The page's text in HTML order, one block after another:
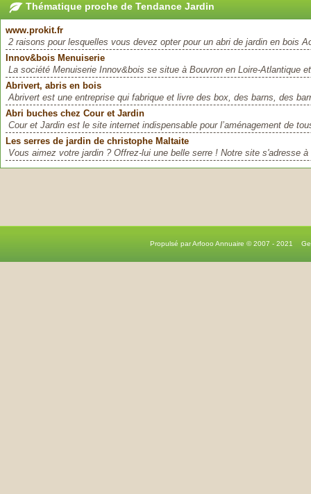
Thématique proche de Tendance Jardin
www.prokit.fr
2 raisons pour lesquelles vous devez opter pour un abri de jardin en bois
Innov&bois Menuiserie
La société Menuiserie Innov&bois se situe à Bouvron en Loire-Atlantique
Abrivert, abris en bois
Abrivert est une entreprise qui fabrique et livre des box, des barns, des
Abri buches chez Cour et Jardin
Cour et Jardin est le site internet indispensable pour l’aménagement de
Les serres de jardin de christophe Maltaite
Vous aimez votre jardin ? Offrez-lui une belle serre ! Notre site s'adresse
Propulsé par Arfooo Annuaire © 2007 - 2021